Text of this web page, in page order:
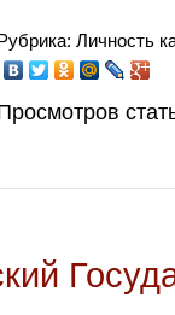
Личность